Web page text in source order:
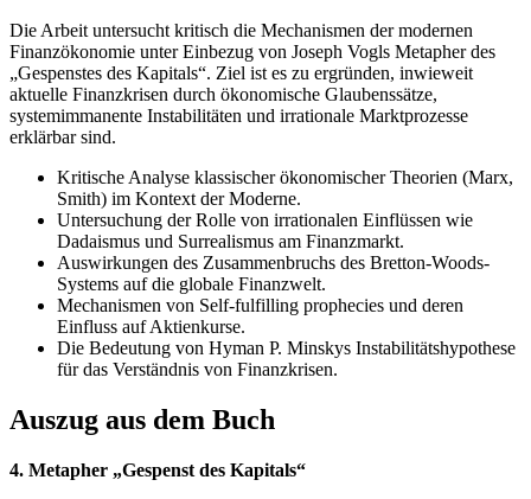
Die Arbeit untersucht kritisch die Mechanismen der modernen
Finanzökonomie unter Einbezug von Joseph Vogls Metapher des
„Gespenstes des Kapitals“. Ziel ist es zu ergründen, inwieweit
aktuelle Finanzkrisen durch ökonomische Glaubenssätze,
systemimmanente Instabilitäten und irrationale Marktprozesse
erklärbar sind.
Kritische Analyse klassischer ökonomischer Theorien (Marx,
Smith) im Kontext der Moderne.
Untersuchung der Rolle von irrationalen Einflüssen wie
Dadaismus und Surrealismus am Finanzmarkt.
Auswirkungen des Zusammenbruchs des Bretton-Woods-
Systems auf die globale Finanzwelt.
Mechanismen von Self-fulfilling prophecies und deren
Einfluss auf Aktienkurse.
Die Bedeutung von Hyman P. Minskys Instabilitätshypothese
für das Verständnis von Finanzkrisen.
Auszug aus dem Buch
4. Metapher „Gespenst des Kapitals“